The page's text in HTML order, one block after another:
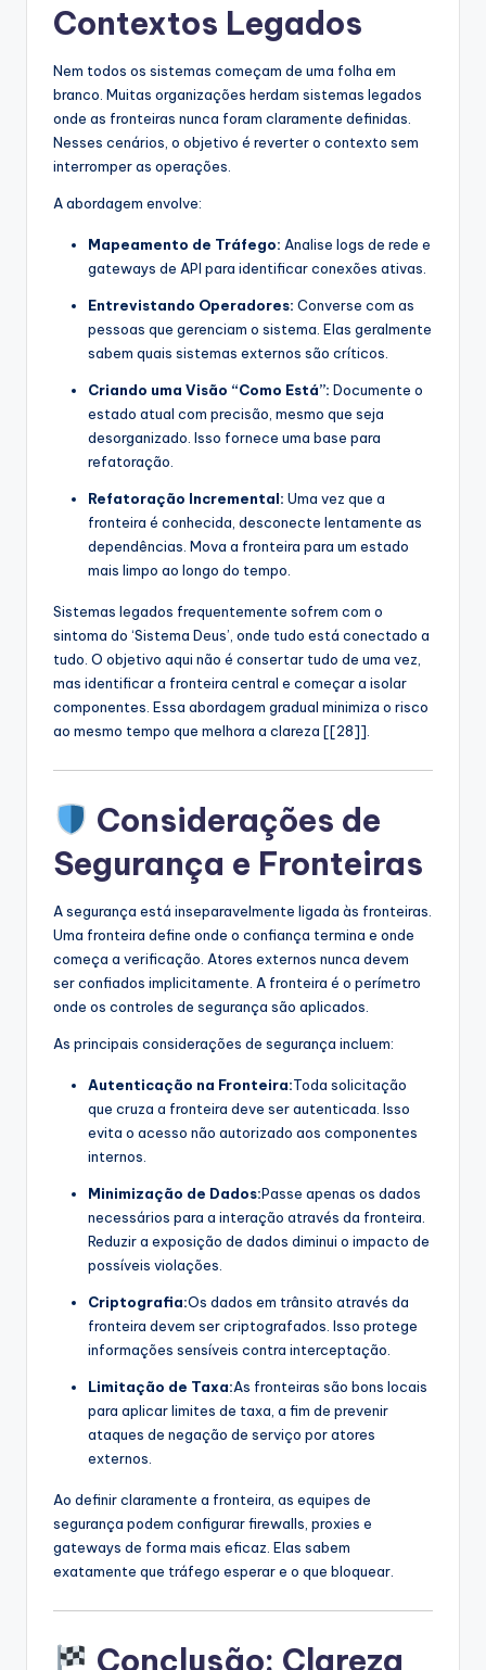
Contextos Legados
Nem todos os sistemas começam de uma folha em
branco. Muitas organizações herdam sistemas legados
onde as fronteiras nunca foram claramente definidas.
Nesses cenários, o objetivo é reverter o contexto sem
interromper as operações.
A abordagem envolve:
Mapeamento de Tráfego: Analise logs de rede e
gateways de API para identificar conexões ativas.
Entrevistando Operadores: Converse com as
pessoas que gerenciam o sistema. Elas geralmente
sabem quais sistemas externos são críticos.
Criando uma Visão “Como Está”: Documente o
estado atual com precisão, mesmo que seja
desorganizado. Isso fornece uma base para
refatoração.
Refatoração Incremental: Uma vez que a
fronteira é conhecida, desconecte lentamente as
dependências. Mova a fronteira para um estado
mais limpo ao longo do tempo.
Sistemas legados frequentemente sofrem com o
sintoma do ‘Sistema Deus’, onde tudo está conectado a
tudo. O objetivo aqui não é consertar tudo de uma vez,
mas identificar a fronteira central e começar a isolar
componentes. Essa abordagem gradual minimiza o risco
ao mesmo tempo que melhora a clareza [[28]].
Considerações de
Segurança e Fronteiras
A segurança está inseparavelmente ligada às fronteiras.
Uma fronteira define onde o confiança termina e onde
começa a verificação. Atores externos nunca devem
ser confiados implicitamente. A fronteira é o perímetro
onde os controles de segurança são aplicados.
As principais considerações de segurança incluem:
Autenticação na Fronteira:Toda solicitação
que cruza a fronteira deve ser autenticada. Isso
evita o acesso não autorizado aos componentes
internos.
Minimização de Dados:Passe apenas os dados
necessários para a interação através da fronteira.
Reduzir a exposição de dados diminui o impacto de
possíveis violações.
Criptografia:Os dados em trânsito através da
fronteira devem ser criptografados. Isso protege
informações sensíveis contra interceptação.
Limitação de Taxa:As fronteiras são bons locais
para aplicar limites de taxa, a fim de prevenir
ataques de negação de serviço por atores
externos.
Ao definir claramente a fronteira, as equipes de
segurança podem configurar firewalls, proxies e
gateways de forma mais eficaz. Elas sabem
exatamente que tráfego esperar e o que bloquear.
Conclusão: Clareza